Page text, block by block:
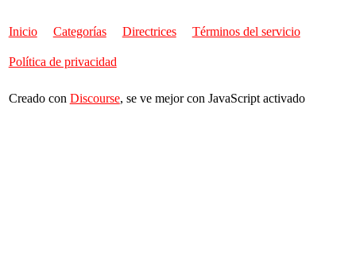
Inicio Categorías Directrices Términos del servicio
Política de privacidad
Creado con Discourse, se ve mejor con JavaScript activado